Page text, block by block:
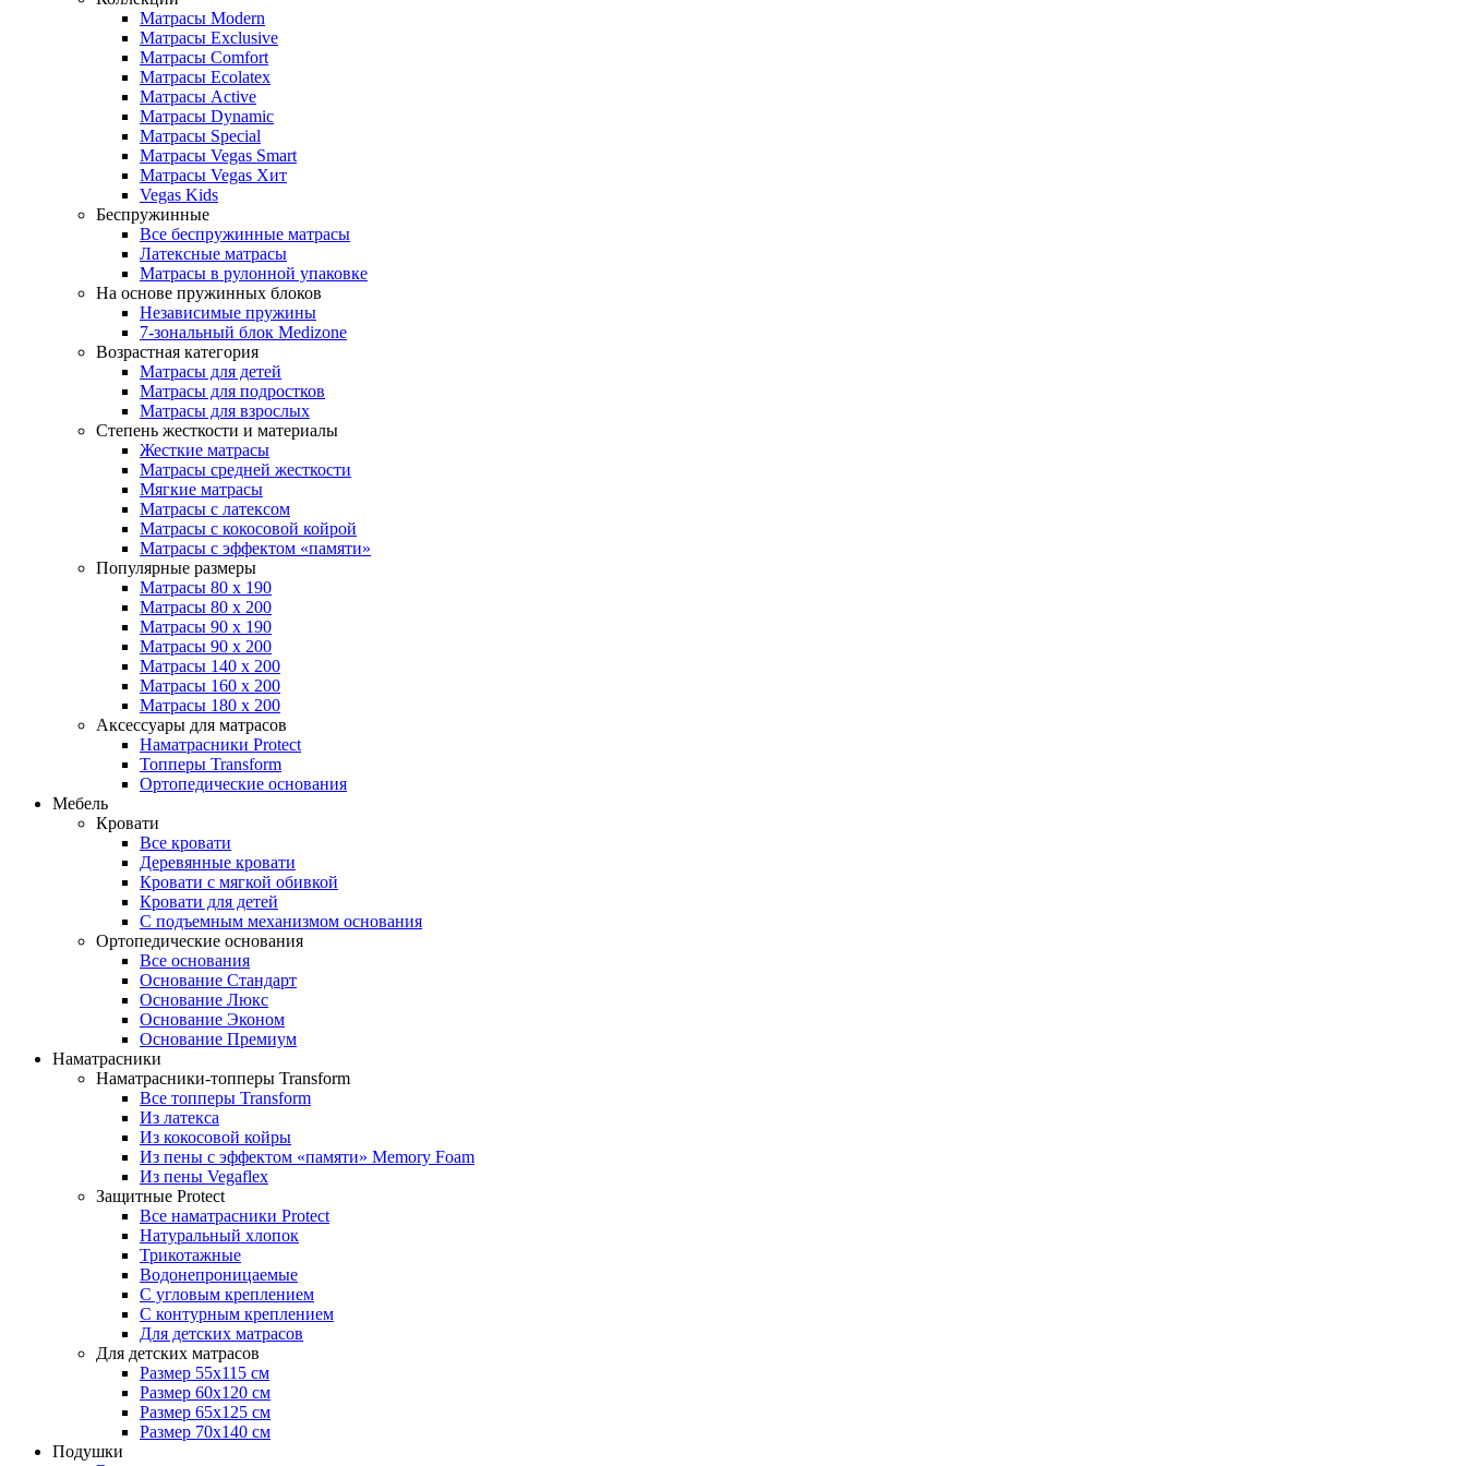
Матрасы Modern
Матрасы Exclusive
Матрасы Comfort
Матрасы Ecolatex
Матрасы Active
Матрасы Dynamic
Матрасы Special
Матрасы Vegas Smart
Матрасы Vegas Хит
Vegas Kids
Беспружинные
Все беспружинные матрасы
Латексные матрасы
Матрасы в рулонной упаковке
На основе пружинных блоков
Независимые пружины
7-зональный блок Medizone
Возрастная категория
Матрасы для детей
Матрасы для подростков
Матрасы для взрослых
Степень жесткости и материалы
Жесткие матрасы
Матрасы средней жесткости
Мягкие матрасы
Матрасы с латексом
Матрасы с кокосовой койрой
Матрасы с эффектом «памяти»
Популярные размеры
Матрасы 80 x 190
Матрасы 80 x 200
Матрасы 90 x 190
Матрасы 90 x 200
Матрасы 140 x 200
Матрасы 160 x 200
Матрасы 180 x 200
Аксессуары для матрасов
Наматрасники Protect
Топперы Transform
Ортопедические основания
Мебель
Кровати
Все кровати
Деревянные кровати
Кровати с мягкой обивкой
Кровати для детей
С подъемным механизмом основания
Ортопедические основания
Все основания
Основание Стандарт
Основание Люкс
Основание Эконом
Основание Премиум
Наматрасники
Наматрасники-топперы Transform
Все топперы Transform
Из латекса
Из кокосовой койры
Из пены с эффектом «памяти» Memory Foam
Из пены Vegaflex
Защитные Protect
Все наматрасники Protect
Натуральный хлопок
Трикотажные
Водонепроницаемые
С угловым креплением
С контурным креплением
Для детских матрасов
Для детских матрасов
Размер 55x115 см
Размер 60x120 см
Размер 65x125 см
Размер 70x140 см
Подушки